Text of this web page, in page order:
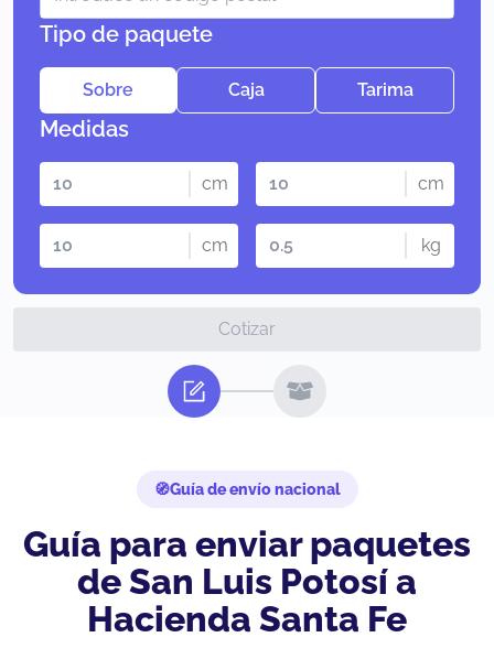
Tipo de paquete
Sobre Caja Tarima
Medidas
cm cm
cm kg
Cotizar
Guía de envío nacional
Guía para enviar paquetes
de San Luis Potosí a
Hacienda Santa Fe